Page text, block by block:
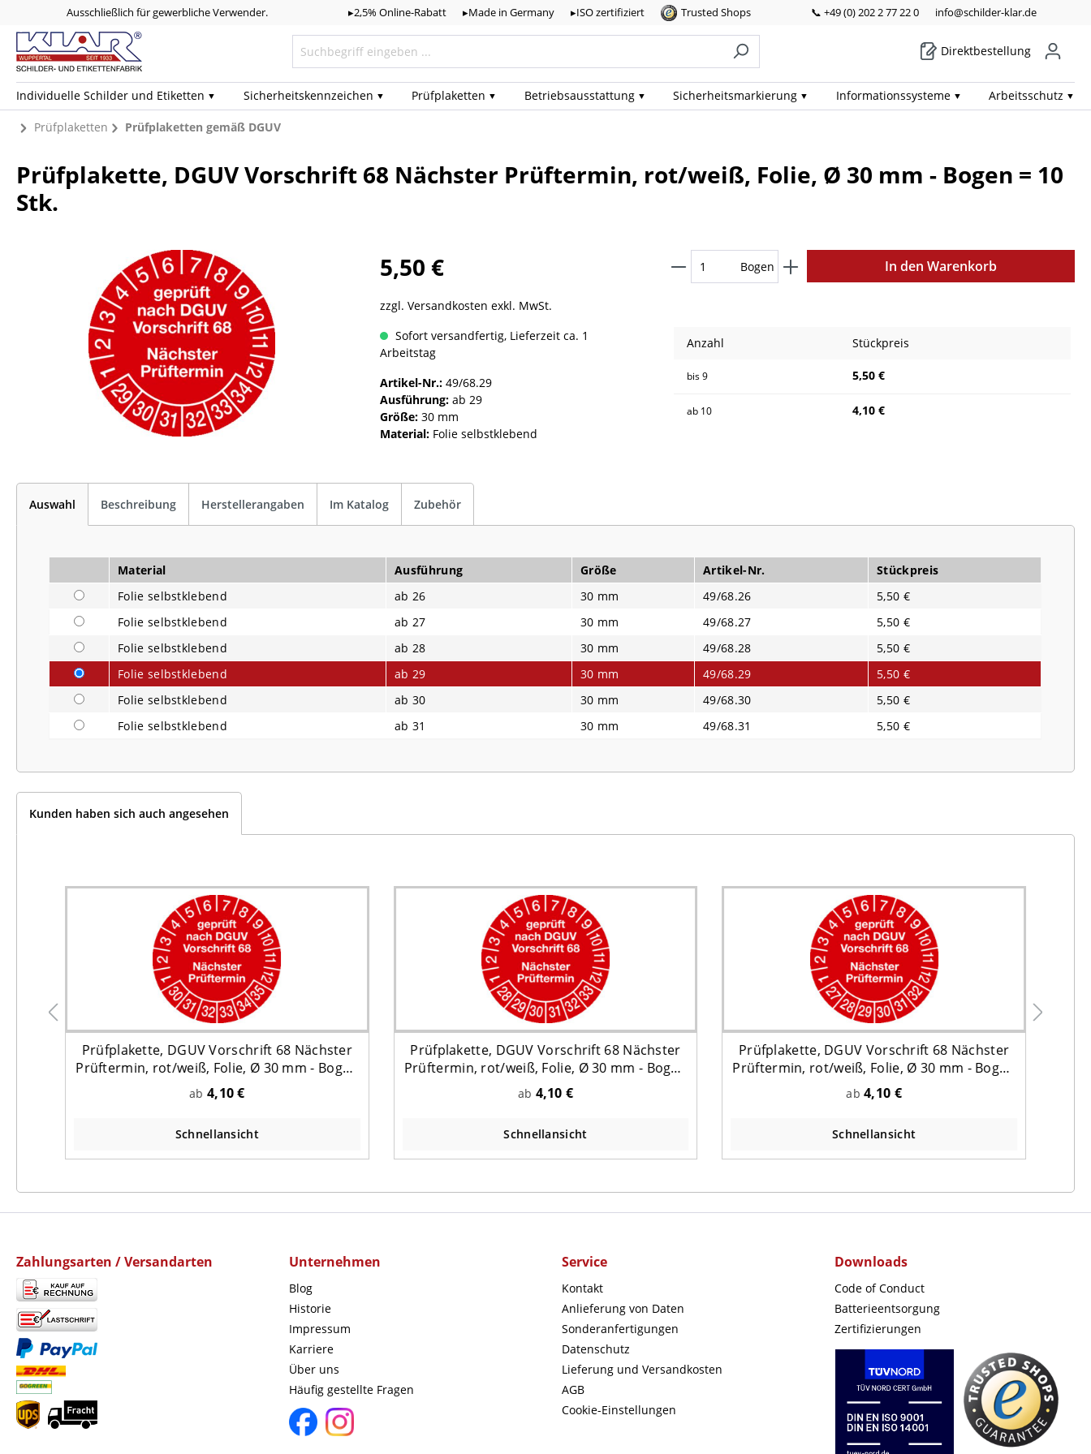
Ausschließlich für gewerbliche Verwender. ▸2,5% Online-Rabatt ▸Made in Germany ▸ISO zertifiziert Trusted Shops 📞 +49 (0) 202 2 77 22 0 info@schilder-klar.de
Direktbestellung
Individuelle Schilder und Etiketten Sicherheits­kennzeichen Prüf­plaketten Betriebs­ausstattung Sicherheits­markierung Informations­systeme Arbeits­schutz
Prüfplaketten Prüfplaketten gemäß DGUV
Prüfplakette, DGUV Vorschrift 68 Nächster Prüftermin, rot/weiß, Folie, Ø 30 mm - Bogen = 10
Stk.
5,50 €
zzgl. Versandkosten exkl. MwSt.
Bogen In den Warenkorb
Sofort versandfertig, Lieferzeit ca. 1
Arbeitstag
Artikel-Nr.: 49/68.29
Ausführung: ab 29
Größe: 30 mm
Material: Folie selbstklebend
Anzahl Stückpreis
bis9 5,50 €
ab 10 4,10 €
Auswahl Beschreibung Herstellerangaben Im Katalog Zubehör
Material Ausführung Größe Artikel-Nr.
Stückpreis
Folie selbstklebend
ab 26 30 mm 49/68.26
5,50 €
Folie selbstklebend
ab 27 30 mm 49/68.27
5,50 €
Folie selbstklebend
ab 28 30 mm 49/68.28
5,50 €
Folie selbstklebend
ab 29 30 mm 49/68.29
5,50 €
Folie selbstklebend
ab 30 30 mm 49/68.30
5,50 €
Folie selbstklebend
ab 31 30 mm 49/68.31 5,50 €
Kunden haben sich auch angesehen
Prüfplakette, DGUV Vorschrift 68 Nächster
Prüftermin, rot/weiß, Folie, Ø 30 mm - Bogen
= 10 Stk.
ab 4,10 €
Schnellansicht
Prüfplakette, DGUV Vorschrift 68 Nächster
Prüftermin, rot/weiß, Folie, Ø 30 mm - Bogen
= 10 Stk.
ab 4,10 €
Schnellansicht
Prüfplakette, DGUV Vorschrift 68 Nächster
Prüftermin, rot/weiß, Folie, Ø 30 mm - Bogen
= 10 Stk.
ab4,10 €
Schnellansicht
Zahlungsarten / Versandarten Unternehmen
Blog
Historie
Impressum
Karriere
Über uns
Häufig gestellte Fragen
Service
Kontakt
Anlieferung von Daten
Sonderanfertigungen
Datenschutz
Lieferung und Versandkosten
AGB
Cookie-Einstellungen
Downloads
Code of Conduct
Batterieentsorgung
Zertifizierungen